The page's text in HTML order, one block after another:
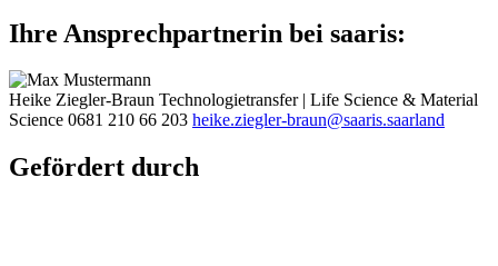
Ihre Ansprechpartnerin bei saaris:
Heike Ziegler-Braun Technologietransfer | Life Science & Material
Science 0681 210 66 203 heike.ziegler-braun@saaris.saarland
Gefördert durch